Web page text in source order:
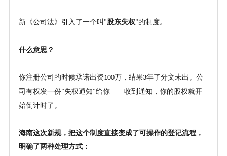
新《公司法》引入了一个叫 "股东失权"的制度。
什么意思？
你注册公司的时候承诺出资100万，结果3年了分文未出。公
司有权发一份"失权通知"给你——收到通知，你的股权就开
始倒计时了。
海南这次新规，把这个制度直接变成了可操作的登记流程，
明确了两种处理方式：